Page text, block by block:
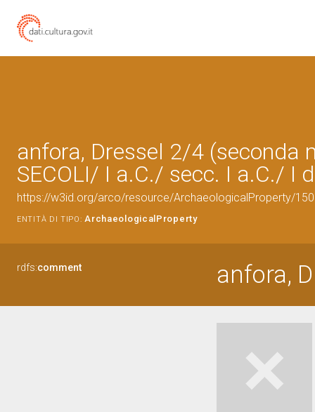
anfora, Dressel 2/4 (seconda
SECOLI/ I a.C./ secc. I a.C./ I
https://w3id.org/arco/resource/ArchaeologicalProperty/
ENTITÀ DI TIPO: ArchaeologicalProperty
rdfs:comment anfora,